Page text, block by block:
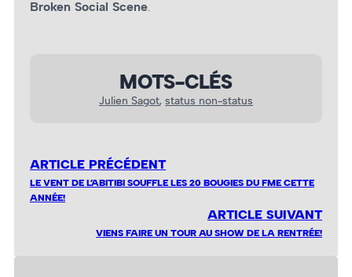
Broken Social Scene.
MOTS-CLÉS
Julien Sagot, status non-status
ARTICLE PRÉCÉDENT
LE VENT DE L’ABITIBI SOUFFLE LES 20 BOUGIES DU FME CETTE
ANNÉE!
ARTICLE SUIVANT
VIENS FAIRE UN TOUR AU SHOW DE LA RENTRÉE!